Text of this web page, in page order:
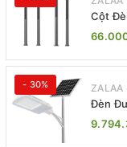
Cột
ZSR-
- 30% ZALAA
Đèn
Khiển